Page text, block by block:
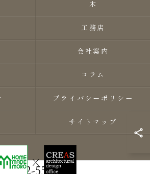
0282-55-8118
木
工務店
会社案内
コラム
プライバシーポリシー
サイトマップ